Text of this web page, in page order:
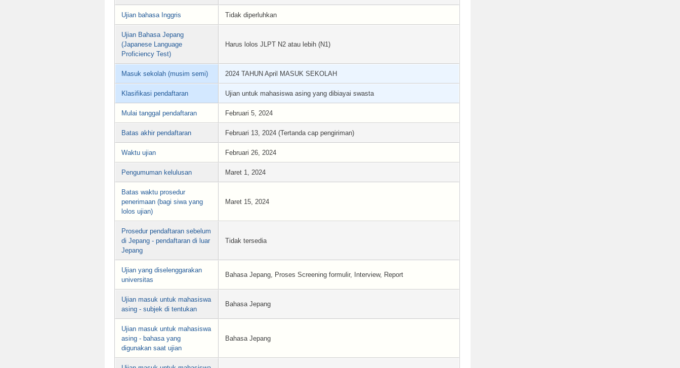
Ujian bahasa Inggris Tidak diperluhkan
Ujian Bahasa Jepang
(Japanese Language
Proficiency Test)
Harus lolos JLPT N2 atau lebih (N1)
Masuk sekolah (musim semi) 2024 TAHUN April MASUK SEKOLAH
Klasifikasi pendaftaran Ujian untuk mahasiswa asing yang dibiayai swasta
Mulai tanggal pendaftaran Februari 5, 2024
Batas akhir pendaftaran Februari 13, 2024 (Tertanda cap pengiriman)
Waktu ujian Februari 26, 2024
Pengumuman kelulusan Maret 1, 2024
Batas waktu prosedur
penerimaan (bagi siwa yang
lolos ujian)
Maret 15, 2024
Prosedur pendaftaran sebelum
di Jepang - pendaftaran di luar
Jepang
Tidak tersedia
Ujian yang diselenggarakan
universitas
Bahasa Jepang, Proses Screening formulir, Interview, Report
Ujian masuk untuk mahasiswa
asing - subjek di tentukan
Bahasa Jepang
Ujian masuk untuk mahasiswa
asing - bahasa yang
digunakan saat ujian
Bahasa Jepang